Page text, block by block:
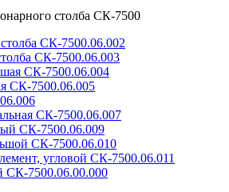
столба СК-7500
СК-7500.06.002
СК-7500.06.003
СК-7500.06.004
СК-7500.06.005
СК-7500.06.007
СК-7500.06.009
СК-7500.06.010
угловой СК-7500.06.011
СК-7500.06.00.000